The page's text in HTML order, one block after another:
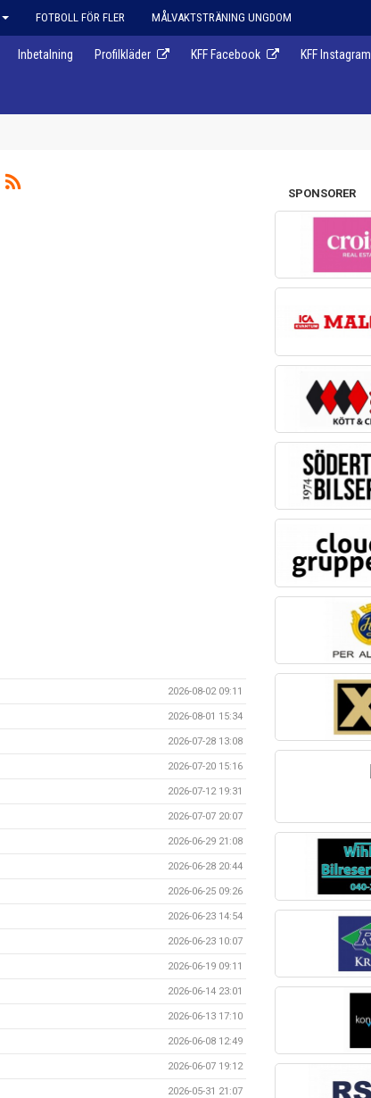
FOTBOLL FÖR FLER MÅLVAKTSTRÄNING UNGDOM
Inbetalning Profilkläder KFF Facebook KFF Instagram
2026-08-02 09:11
2026-08-01 15:34
2026-07-28 13:08
2026-07-20 15:16
2026-07-12 19:31
2026-07-07 20:07
2026-06-29 21:08
2026-06-28 20:44
2026-06-25 09:26
2026-06-23 14:54
2026-06-23 10:07
2026-06-19 09:11
2026-06-14 23:01
2026-06-13 17:10
2026-06-08 12:49
2026-06-07 19:12
2026-05-31 21:07
SPONSORER